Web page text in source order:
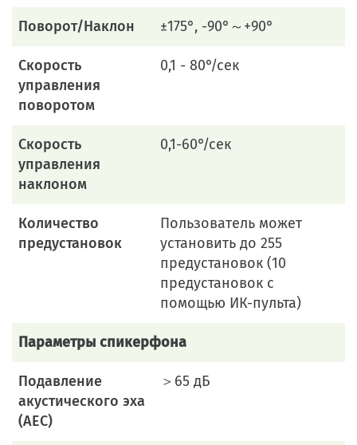
Поворот/Наклон ±175°, -90°～+90°
Скорость
управления
поворотом
0,1 - 80°/сек
Скорость
управления
наклоном
0,1-60°/сек
Количество
предустановок
Пользователь может
установить до 255
предустановок (10
предустановок с
помощью ИК-пульта)
Параметры спикерфона
Подавление
акустического эха
(AEC)
＞65 дБ